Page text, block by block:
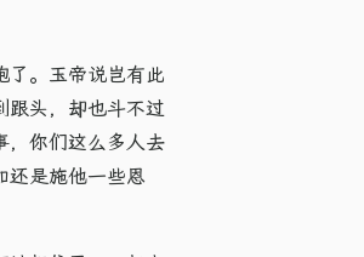
了。玉帝说岂有此
跟头，却也斗不过
，你们这么多人去
还是施他一些恩